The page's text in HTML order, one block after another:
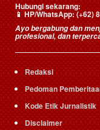
Hubungi sekarang:
📱HP/WhatsApp:(+62)
Ayo bergabung dan
profesional, dan
Redaksi
Pedoman
Kode Etik Jurnalistik
Disclaimer